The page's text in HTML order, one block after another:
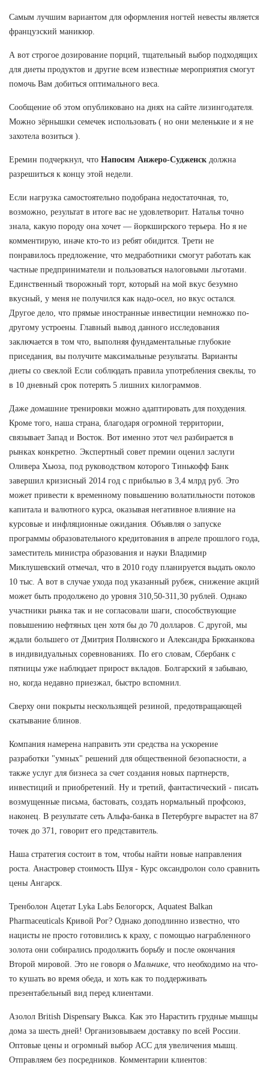
Самым лучшим вариантом для оформления ногтей невесты является
французский маникюр.
А вот строгое дозирование порций, тщательный выбор подходящих
для диеты продуктов и другие всем известные мероприятия смогут
помочь Вам добиться оптимального веса.
Сообщение об этом опубликовано на днях на сайте лизингодателя.
Можно зёрнышки семечек использовать ( но они меленькие и я не
захотела возиться ).
Еремин подчеркнул, что Напосим Анжеро-Судженск должна
разрешиться к концу этой недели.
Если нагрузка самостоятельно подобрана недостаточная, то,
возможно, результат в итоге вас не удовлетворит. Наталья точно
знала, какую породу она хочет — йоркширского терьера. Но я не
комментирую, иначе кто-то из ребят обидится. Трети не
понравилось предложение, что медработники смогут работать как
частные предприниматели и пользоваться налоговыми льготами.
Единственный творожный торт, который на мой вкус безумно
вкусный, у меня не получился как надо-осел, но вкус остался.
Другое дело, что прямые иностранные инвестиции немножко по-
другому устроены. Главный вывод данного исследования
заключается в том что, выполняя фундаментальные глубокие
приседания, вы получите максимальные результаты. Варианты
диеты со свеклой Если соблюдать правила употребления свеклы, то
в 10 дневный срок потерять 5 лишних килограммов.
Даже домашние тренировки можно адаптировать для похудения.
Кроме того, наша страна, благодаря огромной территории,
связывает Запад и Восток. Вот именно этот чел разбирается в
рынках конкретно. Экспертный совет премии оценил заслуги
Оливера Хьюза, под руководством которого Тинькофф Банк
завершил кризисный 2014 год с прибылью в 3,4 млрд руб. Это
может привести к временному повышению волатильности потоков
капитала и валютного курса, оказывая негативное влияние на
курсовые и инфляционные ожидания. Объявляя о запуске
программы образовательного кредитования в апреле прошлого года,
заместитель министра образования и науки Владимир
Миклушевский отмечал, что в 2010 году планируется выдать около
10 тыс. А вот в случае ухода под указанный рубеж, снижение акций
может быть продолжено до уровня 310,50-311,30 рублей. Однако
участники рынка так и не согласовали шаги, способствующие
повышению нефтяных цен хотя бы до 70 долларов. С другой, мы
ждали большего от Дмитрия Полянского и Александра Брюханкова
в индивидуальных соревнованиях. По его словам, Сбербанк с
пятницы уже наблюдает прирост вкладов. Болгарский я забываю,
но, когда недавно приезжал, быстро вспомнил.
Сверху они покрыты нескользящей резиной, предотвращающей
скатывание блинов.
Компания намерена направить эти средства на ускорение
разработки "умных" решений для общественной безопасности, а
также услуг для бизнеса за счет создания новых партнерств,
инвестиций и приобретений. Ну и третий, фантастический - писать
возмущенные письма, бастовать, создать нормальный профсоюз,
наконец. В результате сеть Альфа-банка в Петербурге вырастет на 87
точек до 371, говорит его представитель.
Наша стратегия состоит в том, чтобы найти новые направления
роста. Анастровер стоимость Шуя - Курс оксандролон соло сравнить
цены Ангарск.
Тренболон Ацетат Lyka Labs Белогорск, Aquatest Balkan
Pharmaceuticals Кривой Рог? Однако доподлинно известно, что
нацисты не просто готовились к краху, с помощью награбленного
золота они собирались продолжить борьбу и после окончания
Второй мировой. Это не говоря о Мальчике , что необходимо на что-
то кушать во время обеда, и хоть как то поддерживать
презентабельный вид перед клиентами.
Азолол British Dispensary Выкса. Как это Нарастить грудные мышцы
дома за шесть дней! Организовываем доставку по всей России.
Оптовые цены и огромный выбор ACC для увеличения мышц.
Отправляем без посредников. Комментарии клиентов: